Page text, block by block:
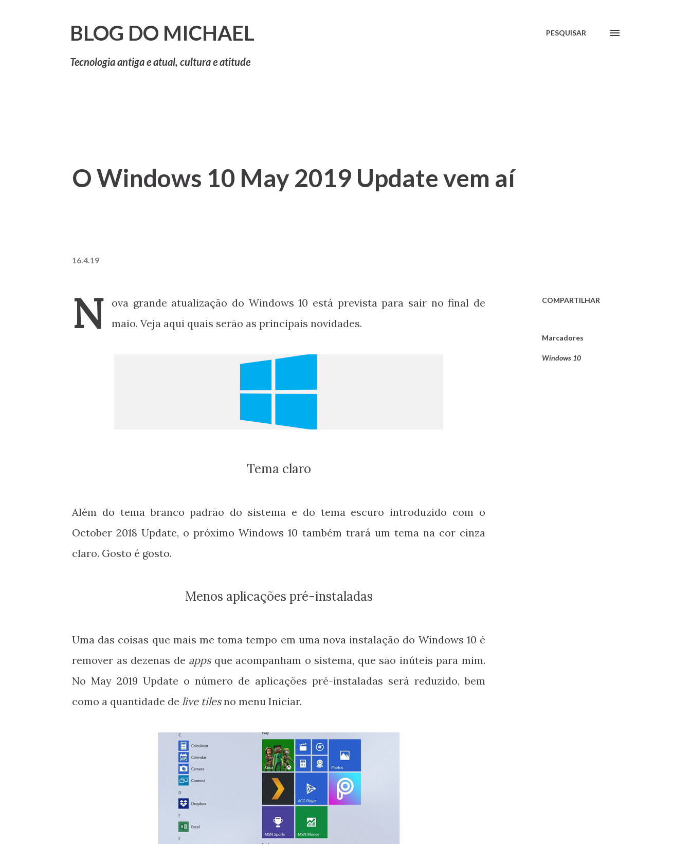
BLOG DO MICHAEL
Tecnologia antiga e atual, cultura e atitude
PESQUISAR
O Windows 10 May 2019 Update vem aí
16.4.19
N
ova grande atualização do Windows 10 está prevista para sair no final de
maio. Veja aqui quais serão as principais novidades.
Tema claro
Além do tema branco padrão do sistema e do tema escuro introduzido com o
October 2018 Update, o próximo Windows 10 também trará um tema na cor cinza
claro. Gosto é gosto.
Menos aplicações pré-instaladas
Uma das coisas que mais me toma tempo em uma nova instalação do Windows 10 é
remover as dezenas de appsque acompanham o sistema, que são inúteis para mim.
No May 2019 Update o número de aplicações pré-instaladas será reduzido, bem
como a quantidade de live tilesno menu Iniciar.
COMPARTILHAR
Marcadores
Windows 10